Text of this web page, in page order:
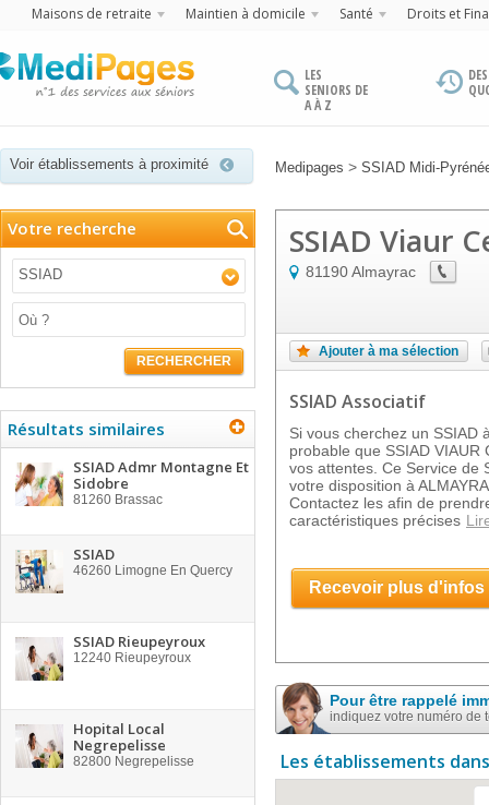
Maisons de retraite Maintien à domicile Santé Droits et
LES
SENIORS DE
A À Z
Voir établissements à proximité Medipages > SSIAD Midi-
Votre recherche
SSIAD
RECHERCHER
Résultats similaires
SSIAD Admr Montagne Et
Sidobre
81260 Brassac
SSIAD
46260 Limogne En Quercy
SSIAD Rieupeyroux
12240 Rieupeyroux
Hopital Local
Negrepelisse
82800 Negrepelisse
SSIAD Viaur
81190Almayrac
Ajouter à ma sélection
SSIAD Associatif
Si vous cherchez un SSIAD
probable que SSIAD
vos attentes. Ce Service de
votre disposition à
Contactez les afin de
caractéristiques précises
Recevoir plus d'infos
Pour être rappelé
indiquez votre numéro de
Les établissements